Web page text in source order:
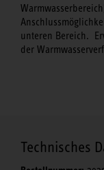
unteren Bereich.
der
Technisches